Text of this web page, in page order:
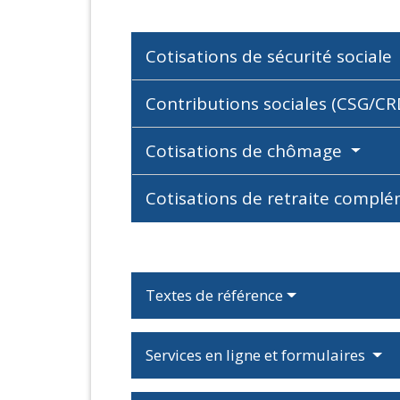
Cotisations de sécurité sociale
Contributions sociales (CSG/
Cotisations de chômage
Cotisations de retraite
Textes de référence
Services en ligne et formulaires